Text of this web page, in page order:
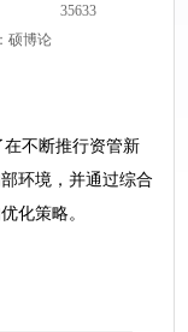
35633
硕博论
不断推行资管新
环境，并通过综合
化策略。